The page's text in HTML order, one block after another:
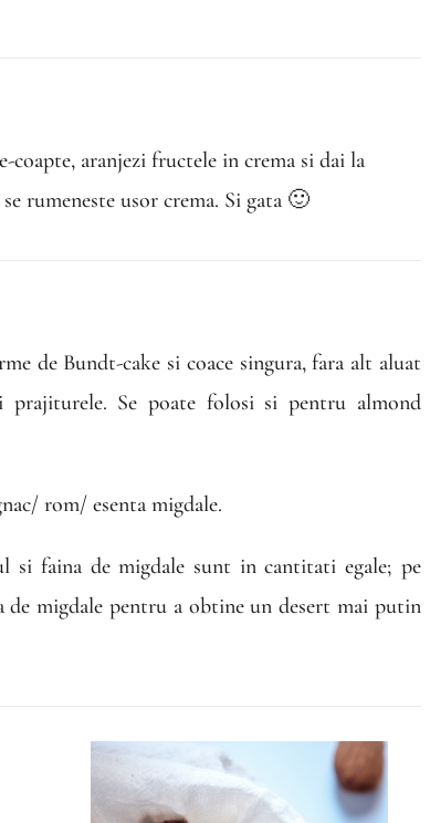
aranjezi fructele in crema si dai la
rumeneste usor crema. Si gata 🙂
de Bundt-cake si coace singura, fara alt aluat
Se poate folosi si pentru almond
rom/ esenta migdale.
si faina de migdale sunt in cantitati egale; pe
de migdale pentru a obtine un desert mai putin